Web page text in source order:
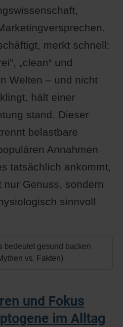
merkt schnell:
„clean“ und
Welten – und nicht
hält einer
stand. Dieser
belastbare
Annahmen
tatsächlich ankommt,
Genuss, sondern
sinnvoll
bedeutet gesund backen
vs. Fakten)
und Fokus
im Alltag